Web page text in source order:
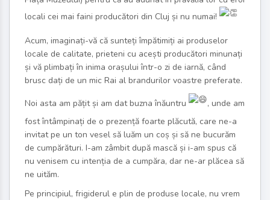
locali cei mai faini producători din Cluj și nu numai!
Acum, imaginați-vă că sunteți împătimiți ai produselor
locale de calitate, prieteni cu acești producători minunați
și vă plimbați în inima orașului într-o zi de iarnă, când
brusc dați de un mic Rai al brandurilor voastre preferate.
Noi asta am pățit și am dat buzna înăuntru
, unde am
fost întâmpinați de o prezență foarte plăcută, care ne-a
invitat pe un ton vesel să luăm un coș și să ne bucurăm
de cumpărături. I-am zâmbit după mască și i-am spus că
nu venisem cu intenția de a cumpăra, dar ne-ar plăcea să
ne uităm.
Pe principiul, frigiderul e plin de produse locale, nu vrem